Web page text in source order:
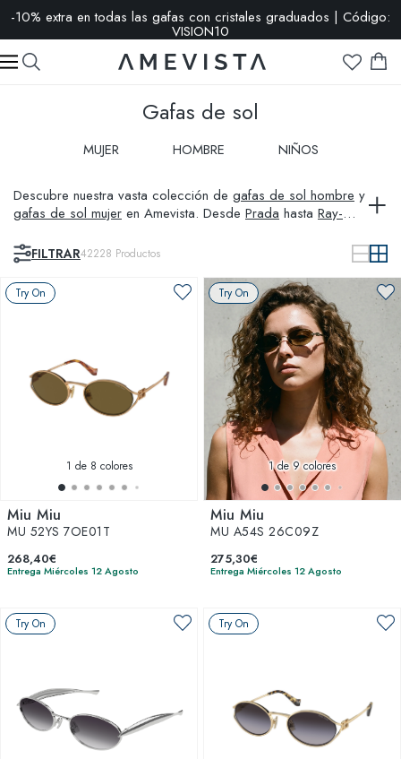
-10% extra en todas las gafas con cristales graduados | Código:
VISION10
Gafas de sol
MUJER HOMBRE NIÑOS
Descubre nuestra vasta colección de gafas de sol hombre y
gafas de sol mujer en Amevista. Desde Prada hasta Ray-
deportivasoTom Ford. Explora lo último en
Oakley
FILTRAR42228 Productos
Try On
1 de 8 colores
Miu Miu
MU 52YS 7OE01T
268,40€
Entrega Miércoles 12 Agosto
Try On
1de 9 colores
Miu Miu
MU A54S 26C09Z
275,30€
Entrega Miércoles 12 Agosto
Try On Try On